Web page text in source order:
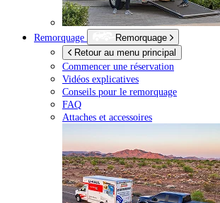
Remorquage
Remorquage
Retour au menu principal
Commencer une réservation
Vidéos explicatives
Conseils pour le remorquage
FAQ
Attaches et accessoires